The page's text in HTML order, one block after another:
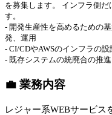
を募集します。 インフラ側
す。
- 開発生産性を高めるための
発、運用
- CI/CDやAWSのインフラの
- 既存システムの統廃合の推
💼 業務内容
レジャー系WEBサービス